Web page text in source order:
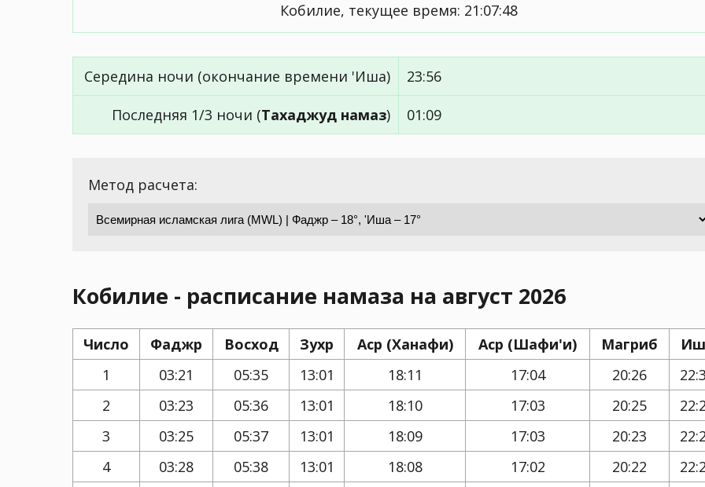
Кобилие, текущее время: 21:07:48
Середина ночи (окончание времени 'Иша) 23:56
Последняя 1/3 ночи (Тахаджуд намаз) 01:09
Метод расчета:
Кобилие - расписание намаза на август 2026
Число Фаджр Восход Зухр Аср (Ханафи) Аср (Шафи'и) Магриб
1
03:21 05:35 13:01 18:11 17:04 20:26
2
03:23 05:36 13:01 18:10 17:03 20:25
3
03:25 05:37 13:01 18:09 17:03 20:23
4
03:28 05:38 13:01 18:08 17:02 20:22